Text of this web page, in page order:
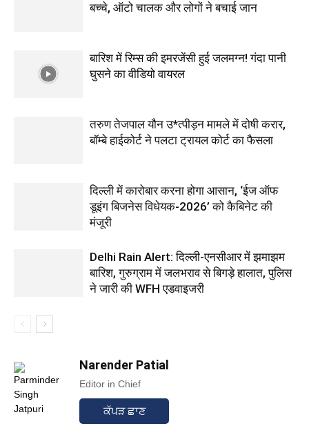
बच्चे, ऑटो चालक और लोगों ने बचाई जान
बारिश में रिम्स की इमरजेंसी हुई जलमग्न! गंदा पानी
घुसने का वीडियो वायरल
तरुण तेजपाल यौन उ*त्पीड़न मामले में दोषी करार,
बॉम्बे हाईकोर्ट ने पलटा ट्रायल कोर्ट का फैसला
दिल्ली में कारोबार करना होगा आसान, ‘ईज ऑफ
डूइंग बिजनेस विधेयक-2026’ को कैबिनेट की
मंजूरी
Delhi Rain Alert: दिल्ली-एनसीआर में झमाझम
बारिश, गुरुग्राम में जलभराव से बिगड़े हालात, पुलिस
ने जारी की WFH एडवाइजरी
Narender Patial
Editor in Chief
ਕੱਪੜ ਛਾਣ